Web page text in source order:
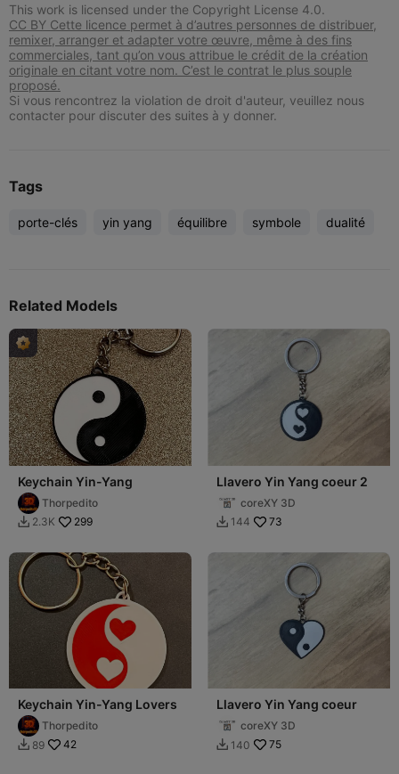
This work is licensed under the Copyright License 4.0.
CC BY Cette licence permet à d’autres personnes de distribuer,
remixer, arranger et adapter votre œuvre, même à des fins
commerciales, tant qu’on vous attribue le crédit de la création
originale en citant votre nom. C’est le contrat le plus souple
proposé.
Si vous rencontrez la violation de droit d'auteur, veuillez nous
contacter pour discuter des suites à y donner.
Tags
porte-clés yin yang équilibre symbole dualité
Related Models
Keychain Yin-Yang
Thorpedito
 2.3K 299
Llavero Yin Yang coeur 2
coreXY 3D
 144 73
Keychain Yin-Yang Lovers
Thorpedito
 89 42
Llavero Yin Yang coeur
coreXY 3D
 140 75